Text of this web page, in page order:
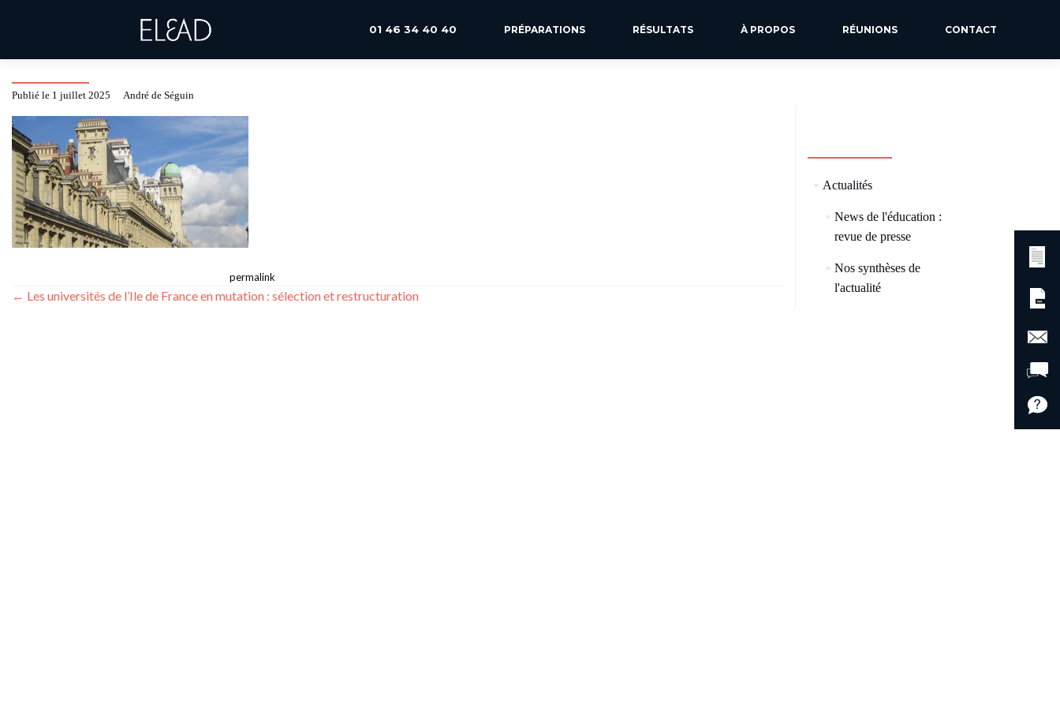
01 46 34 40 40 PRÉPARATIONS RÉSULTATS À PROPOS RÉUNIONS CONTACT
Publié le 1 juillet 2025 André de Séguin
permalink
Post
← Les universités de l’Ile de France en mutation : sélection et restructuration
Actualités
News de l'éducation :
revue de presse(57)
Nos synthèses de
l'actualité(8)